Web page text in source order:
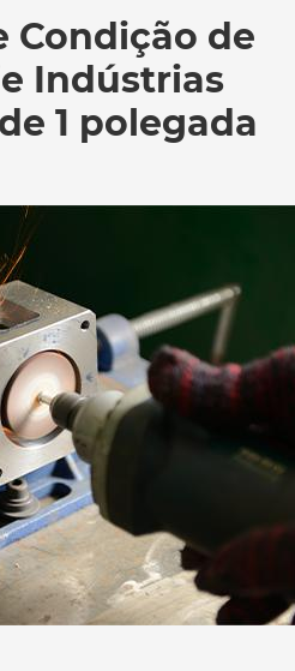
Condição de
Indústrias
1 polegada